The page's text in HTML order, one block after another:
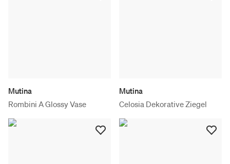
Mutina
Rombini A Glossy Vase
Mutina
Celosia Dekorative Ziegel